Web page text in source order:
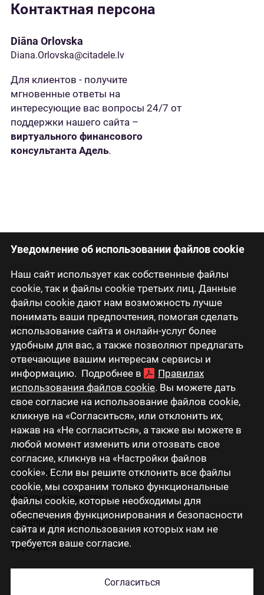
Уведомление об использовании файлов cookie
Наш сайт использует как собственные файлы
cookie, так и файлы cookie третьих лиц. Данные
файлы cookie дают нам возможность лучше
понимать ваши предпочтения, помогая сделать
использование сайта и онлайн-услуг более
удобным для вас, а также позволяют предлагать
отвечающие вашим интересам сервисы и
информацию. Подробнее в
Правилах
использования файлов cookie. Вы можете дать
свое согласие на использование файлов cookie,
кликнув на «Согласиться», или отклонить их,
нажав на «Не согласиться», а также вы можете в
любой момент изменить или отозвать свое
согласие, кликнув на «Настройки файлов
cookie». Если вы решите отклонить все файлы
cookie, мы сохраним только функциональные
файлы cookie, которые необходимы для
обеспечения функционирования и безопасности
сайта и для использования которых нам не
требуется ваше согласие.
Согласиться
Контактная персона
Diāna Orlovska
Diana.Orlovska@citadele.lv
Для клиентов - получите
мгновенные ответы на
интересующие вас вопросы 24/7 от
поддержки нашего сайта –
виртуального финансового
консультанта Адель.
Latviski
Русский
English
Eesti
Lietuviškai
О нас
Инвесторам
Медиа-пространство
Предприятия группы
Карьера
Контакты